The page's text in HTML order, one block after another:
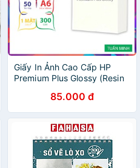
Giấy In Ảnh Cao Cấp HP
Premium Plus Glossy (Resin
A6 300gsm 50 Tờ
85.000 đ